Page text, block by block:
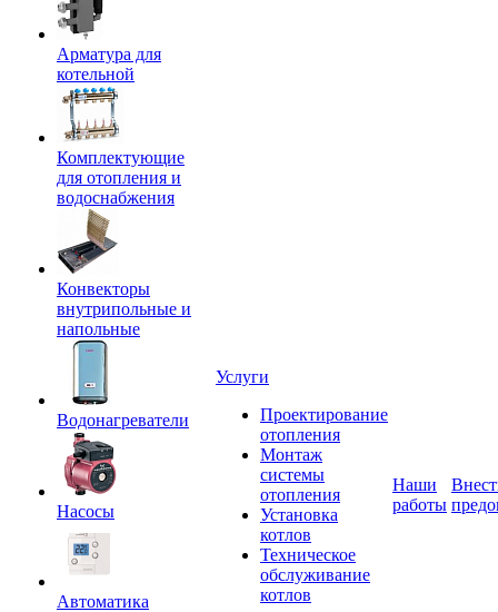
Арматура для
котельной
Комплектующие
для отопления и
водоснабжения
Конвекторы
внутрипольные и
напольные
Водонагреватели
Насосы
Автоматика
Услуги
Проектирование
отопления
Монтаж
системы
отопления
Установка
котлов
Техническое
обслуживание
котлов
Наши
работы